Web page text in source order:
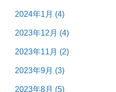
2024年1月 (4)
2023年12月 (4)
2023年11月 (2)
2023年9月 (3)
2023年8月 (5)